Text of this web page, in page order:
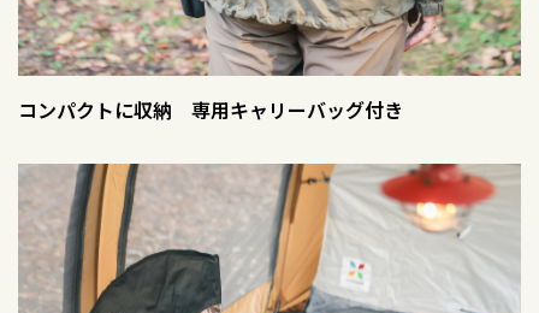
コンパクトに収納 専用キャリーバッグ付き